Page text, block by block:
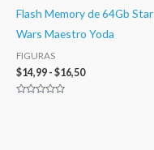
Flash Memory de 64Gb Star
Wars Maestro Yoda
FIGURAS
$14,99 - $16,50